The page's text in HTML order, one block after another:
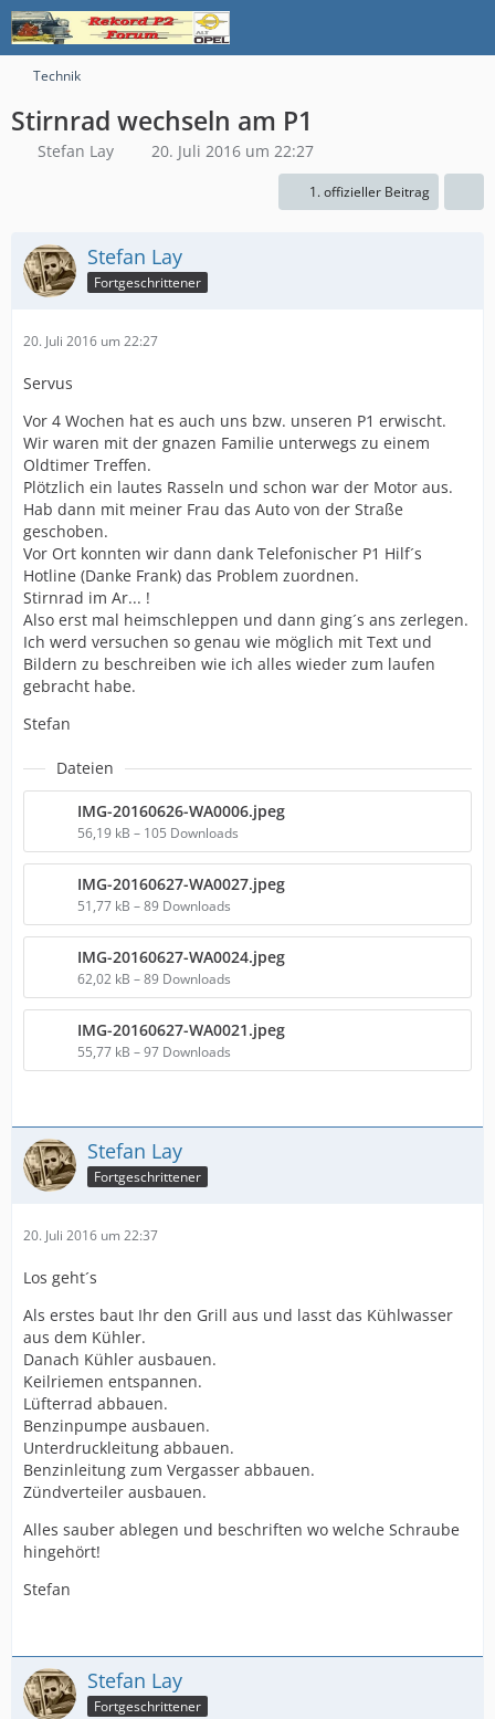
Technik
Stirnrad wechseln am P1
Stefan Lay 20. Juli 2016 um 22:27
1. offizieller Beitrag
Stefan Lay
Fortgeschrittener
20. Juli 2016 um 22:27
Servus
Vor 4 Wochen hat es auch uns bzw. unseren P1 erwischt.
Wir waren mit der gnazen Familie unterwegs zu einem
Oldtimer Treffen.
Plötzlich ein lautes Rasseln und schon war der Motor aus.
Hab dann mit meiner Frau das Auto von der Straße
geschoben.
Vor Ort konnten wir dann dank Telefonischer P1 Hilf´s
Hotline (Danke Frank) das Problem zuordnen.
Stirnrad im Ar... !
Also erst mal heimschleppen und dann ging´s ans zerlegen.
Ich werd versuchen so genau wie möglich mit Text und
Bildern zu beschreiben wie ich alles wieder zum laufen
gebracht habe.
Stefan
Dateien
IMG-20160626-WA0006.jpeg
56,19 kB – 105 Downloads
IMG-20160627-WA0027.jpeg
51,77 kB – 89 Downloads
IMG-20160627-WA0024.jpeg
62,02 kB – 89 Downloads
IMG-20160627-WA0021.jpeg
55,77 kB – 97 Downloads
Stefan Lay
Fortgeschrittener
20. Juli 2016 um 22:37
Los geht´s
Als erstes baut Ihr den Grill aus und lasst das Kühlwasser
aus dem Kühler.
Danach Kühler ausbauen.
Keilriemen entspannen.
Lüfterrad abbauen.
Benzinpumpe ausbauen.
Unterdruckleitung abbauen.
Benzinleitung zum Vergasser abbauen.
Zündverteiler ausbauen.
Alles sauber ablegen und beschriften wo welche Schraube
hingehört!
Stefan
Stefan Lay
Fortgeschrittener